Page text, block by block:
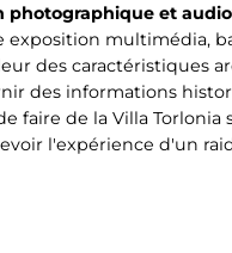
photographique et
exposition multimédia,
des caractéristiques
des informations
faire de la Villa Torlonia
l'expérience d'un